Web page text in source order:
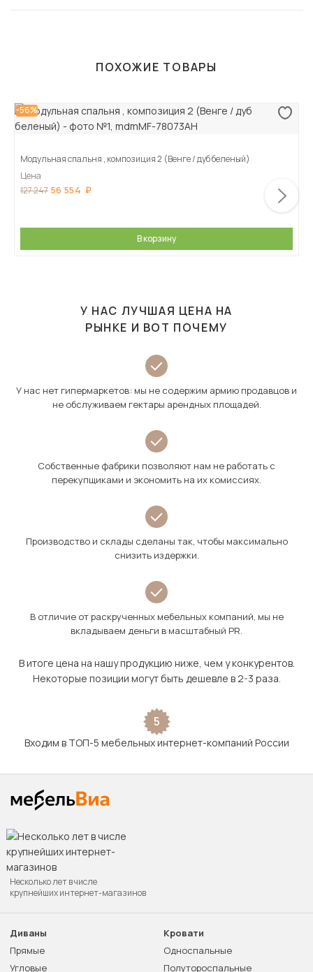
ПОХОЖИЕ ТОВАРЫ
-56%
Модульная спальня , композиция 2 (Венге / дуб беленый)
Цена
127 247 56 554
В корзину
У НАС ЛУЧШАЯ ЦЕНА НА
РЫНКЕ И ВОТ ПОЧЕМУ
У нас нет гипермаркетов: мы не содержим армию продавцов и
не обслуживаем гектары арендных площадей.
Собственные фабрики позволяют нам не работать с
перекупщиками и экономить на их комиссиях.
Производство и склады сделаны так, чтобы максимально
снизить издержки.
В отличие от раскрученных мебельных компаний, мы не
вкладываем деньги в масштабный PR.
В итоге цена на нашу продукцию ниже, чем у конкурентов.
Некоторые позиции могут быть дешевле в 2-3 раза.
5
Входим в ТОП-5 мебельных интернет-компаний России
Несколько лет в числе
крупнейших интернет-магазинов
Диваны
Прямые
Угловые
Кровати
Односпальные
Полутороспальные